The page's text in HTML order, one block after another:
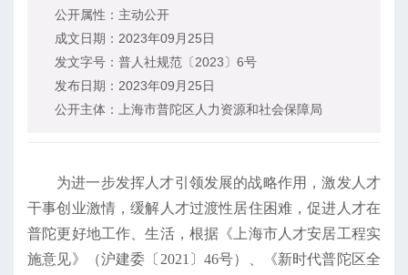
公开属性： 主动公开
成文日期： 2023年09月25日
发文字号： 普人社规范〔2023〕6号
发布日期： 2023年09月25日
公开主体：
上海市普陀区人力资源和社会保障局
为进一步发挥人才引领发展的战略作用，激发人才
干事创业激情，缓解人才过渡性居住困难，促进人才在
普陀更好地工作、生活，根据《上海市人才安居工程实
施意见》（沪建委〔2021〕46号）、《新时代普陀区全